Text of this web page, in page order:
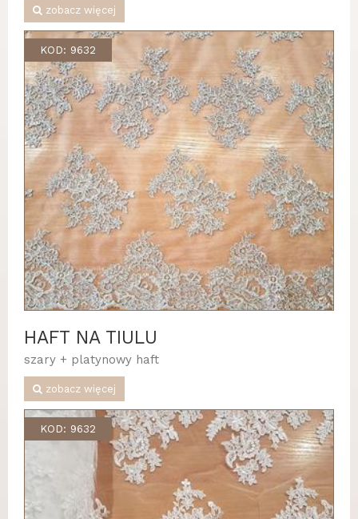
zobacz więcej
KOD: 9632
HAFT NA TIULU
szary + platynowy haft
zobacz więcej
KOD: 9632